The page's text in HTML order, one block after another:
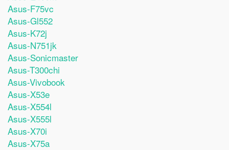
Asus-F75vc
Asus-Gl552
Asus-K72j
Asus-N751jk
Asus-Sonicmaster
Asus-T300chi
Asus-Vivobook
Asus-X53e
Asus-X554l
Asus-X555l
Asus-X70i
Asus-X75a